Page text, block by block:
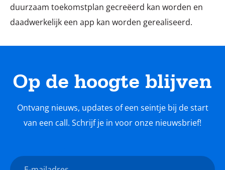
duurzaam toekomstplan gecreëerd kan worden en
daadwerkelijk een app kan worden gerealiseerd.
Op de hoogte blijven
Ontvang nieuws, updates of een seintje bij de start
van een call. Schrijf je in voor onze nieuwsbrief!
E-